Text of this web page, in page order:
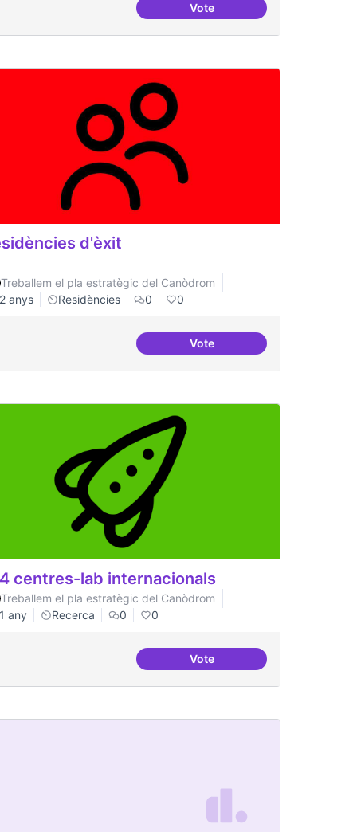
VoteFestivals anuals de
tràmits administratius
d'èxit
Treballem el pla estratègic del Canòdrom
2 anys
Residències 0 0
VoteResidències d'èxit
centres-lab internacionals
Treballem el pla estratègic del Canòdrom
1 any
Recerca 0 0
Vote3-4 centres-lab